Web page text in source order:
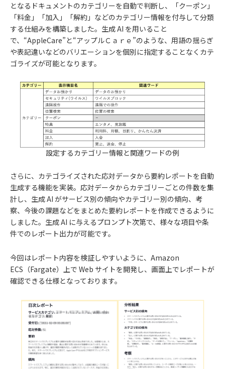
となるドキュメントのカテゴリーを自動で判断し、「クーポン」
「料金」「加入」「解約」などのカテゴリー情報を付与して分類
する仕組みを構築しました。生成 AI を用いること
で、“AppleCare”と“アップルＣａｒｅ”のような、用語の揺らぎ
や表記違いなどのバリエーションを個別に指定することなくカテ
ゴライズが可能となります。
設定するカテゴリー情報と関連ワードの例
さらに、カテゴライズされた応対データから要約レポートを自動
生成する機能を実装。応対データからカテゴリーごとの件数を集
計し、生成 AI がサービス別の傾向やカテゴリー別の傾向、考
察、今後の課題などをまとめた要約レポートを作成できるように
しました。生成 AI に与えるプロンプト次第で、様々な項目や条
件でのレポート出力が可能です。
今回はレポート内容を検証しやすいように、Amazon
ECS（Fargate）上で Web サイトを開発し、画面上でレポートが
確認できる仕様となっております。